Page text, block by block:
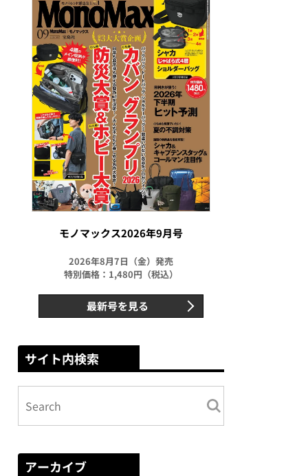
モノマックス2026年9月号
2026年8月7日（金）発売
特別価格：1,480円（税込）
最新号を見る
サイト内検索
アーカイブ